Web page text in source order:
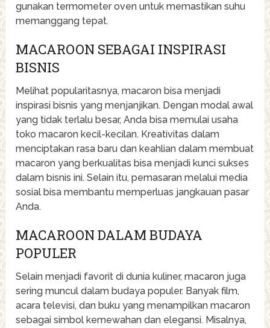
gunakan termometer oven untuk memastikan suhu
memanggang tepat.
MACAROON SEBAGAI INSPIRASI
BISNIS
Melihat popularitasnya, macaron bisa menjadi
inspirasi bisnis yang menjanjikan. Dengan modal awal
yang tidak terlalu besar, Anda bisa memulai usaha
toko macaron kecil-kecilan. Kreativitas dalam
menciptakan rasa baru dan keahlian dalam membuat
macaron yang berkualitas bisa menjadi kunci sukses
dalam bisnis ini. Selain itu, pemasaran melalui media
sosial bisa membantu memperluas jangkauan pasar
Anda.
MACAROON DALAM BUDAYA
POPULER
Selain menjadi favorit di dunia kuliner, macaron juga
sering muncul dalam budaya populer. Banyak film,
acara televisi, dan buku yang menampilkan macaron
sebagai simbol kemewahan dan elegansi. Misalnya,